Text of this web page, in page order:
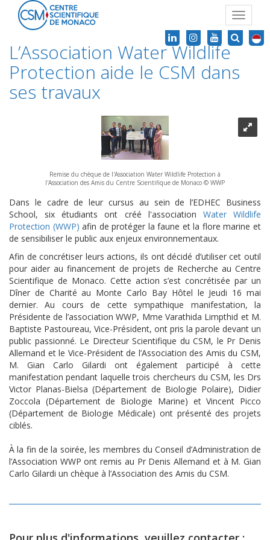
Toggle
L’Association Water Wildlife
Protection aide le CSM dans
ses travaux
Remise du chèque de l'Association Water Wildlife Protection à
l'Association des Amis du Centre Scientifique de Monaco © WWP
Dans le cadre de leur cursus au sein de l’EDHEC Business
School, six étudiants ont créé l'association Water Wildlife
Protection (WWP)afin de protéger la faune et la flore marine et
de sensibiliser le public aux enjeux environnementaux.
Afin de concrétiser leurs actions, ils ont décidé d’utiliser cet outil
pour aider au financement de projets de Recherche au Centre
Scientifique de Monaco. Cette action s’est concrétisée par un
Dîner de Charité au Monte Carlo Bay Hôtel le Jeudi 16 mai
dernier. Au cours de cette sympathique manifestation, la
Présidente de l’association WWP, Mme Varathida Limpthid et M.
Baptiste Pastoureau, Vice-Président, ont pris la parole devant un
public passionné. Le Directeur Scientifique du CSM, le Pr Denis
Allemand et le Vice-Président de l’Association des Amis du CSM,
M. Gian Carlo Gilardi ont également participé à cette
manifestation pendant laquelle trois chercheurs du CSM, les Drs
Victor Planas-Bielsa (Département de Biologie Polaire), Didier
Zoccola (Département de Biologie Marine) et Vincent Picco
(Département de Biologie Médicale) ont présenté des projets
ciblés.
À la fin de la soirée, les membres du Conseil d’Administration de
l’Association WWP ont remis au Pr Denis Allemand et à M. Gian
Carlo Gilardi un chèque à l’Association des Amis du CSM.